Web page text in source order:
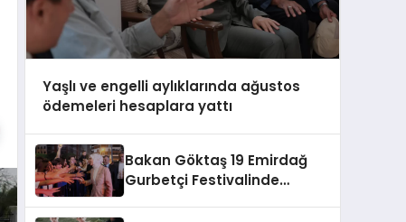
Yaşlı ve engelli aylıklarında ağustos
ödemeleri hesaplara yattı
Bakan Göktaş 19 Emirdağ
Gurbetçi Festivalinde